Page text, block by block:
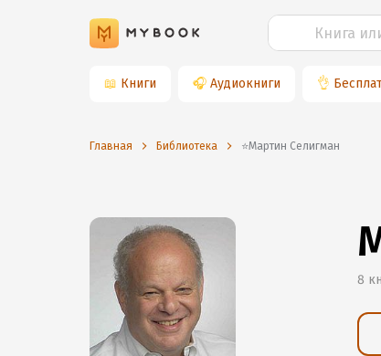
📖 Книги 🎧 Аудиокниги 👌
Главная Библиотека ⭐️Мартин Селигман
8